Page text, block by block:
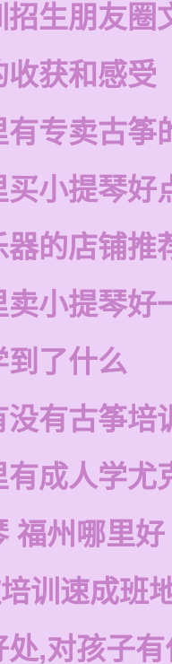
招生朋友圈
收获和感受
有专卖古筝
买小提琴好
器的店铺推
卖小提琴好
到了什么
没有古筝培
有成人学尤
福州哪里好
训速成班
处,对孩子